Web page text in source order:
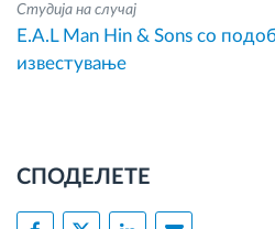
Студија на случај
E.A.L Man Hin & Sons со
известување
СПОДЕЛЕТЕ